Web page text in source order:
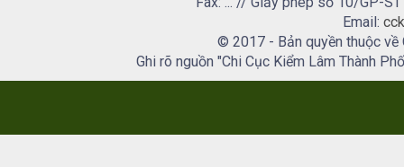
Email:
© 2017 - Bản quyền thuộc về
Ghi rõ nguồn "Chi Cục Kiểm Lâm Thành